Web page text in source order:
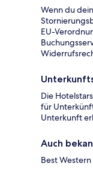
Wenn du
EU-
Die
für
Unterkunft
Auch
Best